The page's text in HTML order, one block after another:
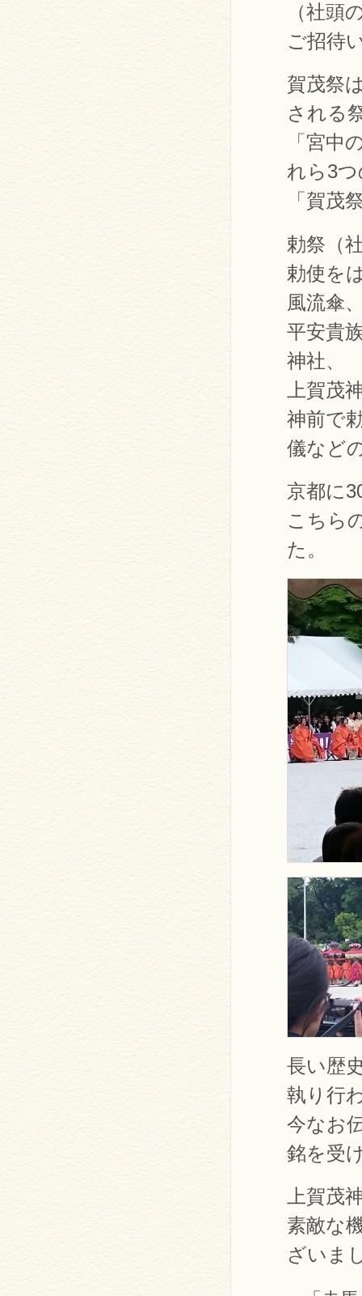
（社頭
ご招待
賀茂祭
される
「宮中
れら3
「賀茂
勅祭（
勅使を
風流傘
平安貴
神社、
上賀茂
神前で
儀など
京都に
こちら
た。
長い歴
執り行
今なお
銘を受
上賀茂
素敵な
ざいま